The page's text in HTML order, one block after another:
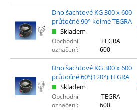
Dno šachtové KG 300 x 600
průtočné 90° kolmé TEGRA
Skladem
Obchodní
označení:
TEGRA
600
Dno šachtové KG 300 x 600
průtočné 60°(120°) TEGRA
Skladem
Obchodní
označení:
TEGRA
600